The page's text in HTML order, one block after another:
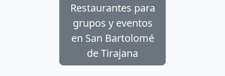
Restaurantes para
grupos y eventos
en San Bartolomé
de Tirajana